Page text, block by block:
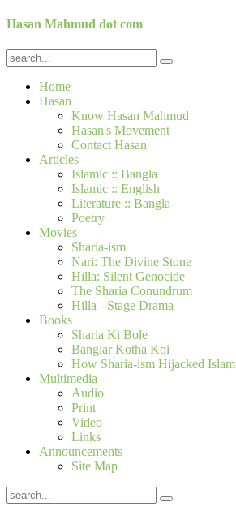
Hasan Mahmud dot com
Home
Hasan
Know Hasan Mahmud
Hasan's Movement
Contact Hasan
Articles
Islamic :: Bangla
Islamic :: English
Literature :: Bangla
Poetry
Movies
Sharia-ism
Nari: The Divine Stone
Hilla: Silent Genocide
The Sharia Conundrum
Hilla - Stage Drama
Books
Sharia Ki Bole
Banglar Kotha Koi
How Sharia-ism Hijacked Islam
Multimedia
Audio
Print
Video
Links
Announcements
Site Map